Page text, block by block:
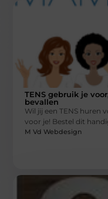
TENS gebruik je
bevallen
Wil jij een TENS huren
voor je! Bestel dit
M Vd Webdesign